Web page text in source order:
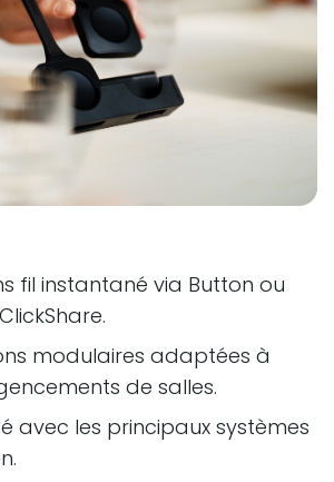
fil instantané via Button ou
modulaires adaptées à
de salles.
avec les principaux systèmes